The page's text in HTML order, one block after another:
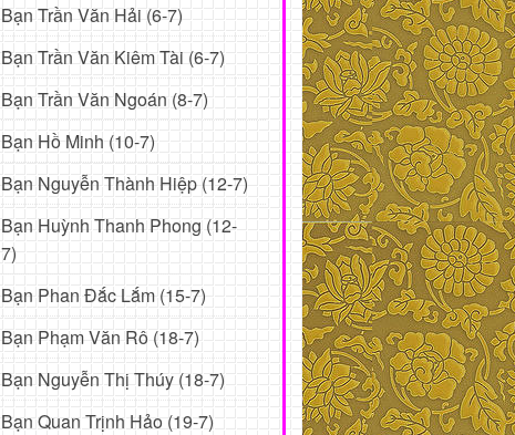
Bạn Trần Văn Hải (6-7)
Bạn Trần Văn Kiêm Tài (6-7)
Bạn Trần Văn Ngoán (8-7)
Bạn Hồ Minh (10-7)
Bạn Nguyễn Thành Hiệp (12-7)
Bạn Huỳnh Thanh Phong (12-
7)
Bạn Phan Đắc Lắm (15-7)
Bạn Phạm Văn Rô (18-7)
Bạn Nguyễn Thị Thúy (18-7)
Bạn Quan Trịnh Hảo (19-7)